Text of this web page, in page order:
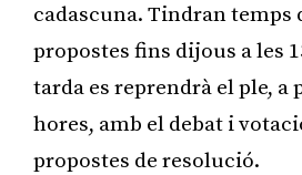
cadascuna. Tindran temps
propostes fins dijous a les
tarda es reprendrà el ple, a
hores, amb el debat i
propostes de resolució.